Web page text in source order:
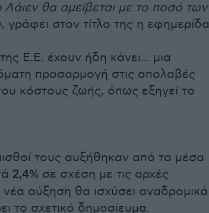
θα αμείβεται με το ποσό των
, γράφει στον τίτλο της η
Ε.Ε. έχουν ήδη κάνει... μια
προσαρμογή στις απολαβές
κόστους ζωής, όπως εξηγεί το
τους αυξήθηκαν από τα μέσα
2,4% σε σχέση με τις αρχές
αύξηση θα ισχύσει αναδρομικά
το σχετικό δημοσίευμα.